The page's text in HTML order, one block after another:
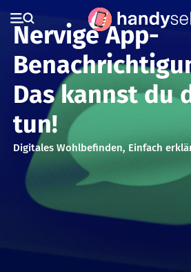
Nervige App-
Das kannst du
tun!
Digitales Wohlbefinden,Einfach